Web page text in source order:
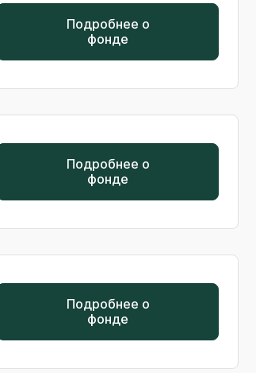
Подробнее о
фонде
Подробнее о
фонде
Подробнее о
фонде